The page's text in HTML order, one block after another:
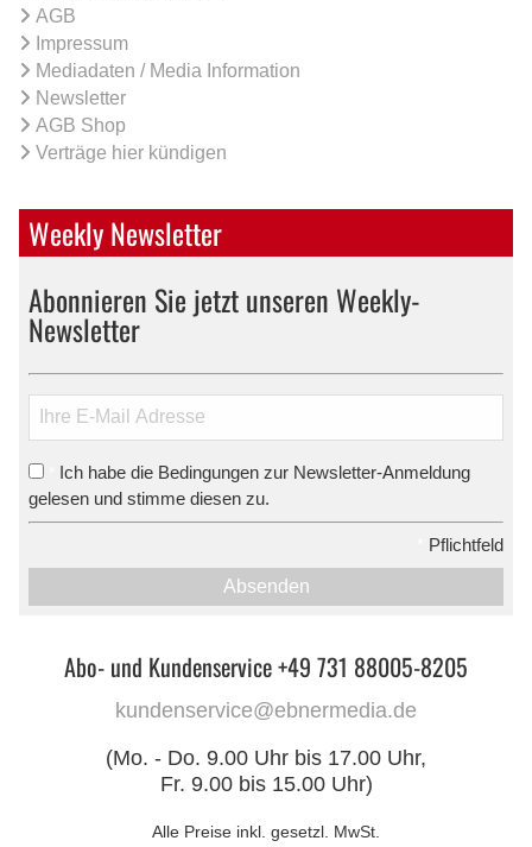
AGB
Impressum
Mediadaten / Media Information
Newsletter
AGB Shop
Verträge hier kündigen
Weekly Newsletter
Abonnieren Sie jetzt unseren Weekly-
Newsletter
Ich habe die Bedingungen zur Newsletter-Anmeldung
gelesen und stimme diesen zu.
Pflichtfeld
Absenden
Abo- und Kundenservice +49 731 88005-8205
kundenservice@ebnermedia.de
(Mo. - Do. 9.00 Uhr bis 17.00 Uhr,
Fr. 9.00 bis 15.00 Uhr)
Alle Preise inkl. gesetzl. MwSt.